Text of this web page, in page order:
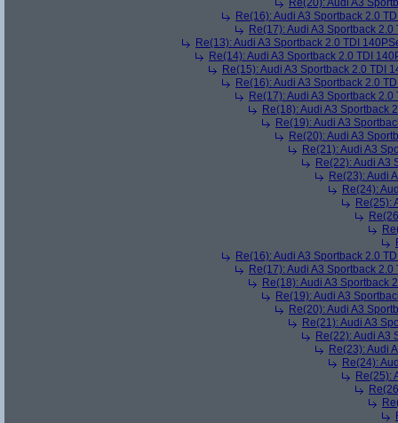
Re(20): Audi A3
Re(16): Audi A3 Sportback 2.0
Re(17): Audi A3 Sportback 2.0
Re(13): Audi A3 Sportback 2.0 TDI
Re(14): Audi A3 Sportback 2.0 TDI
Re(15): Audi A3 Sportback 2.0 TDI
Re(16): Audi A3 Sportback 2.0
Re(17): Audi A3 Sportback 2.0
Re(18): Audi A3 Sportback
Re(19): Audi A3
Re(20): Audi A3
Re(21): Audi A3
Re(22): Audi A3
Re(23): Audi
Re(24):
Re(25):
Re(16): Audi A3 Sportback 2.0
Re(17): Audi A3 Sportback 2.0
Re(18): Audi A3 Sportback
Re(19): Audi A3
Re(20): Audi A3
Re(21): Audi A3
Re(22): Audi A3
Re(23): Audi
Re(24):
Re(25):